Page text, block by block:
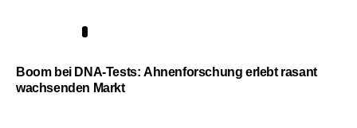
Boom bei DNA-Tests: Ahnenforschung erlebt rasant
wachsenden Markt